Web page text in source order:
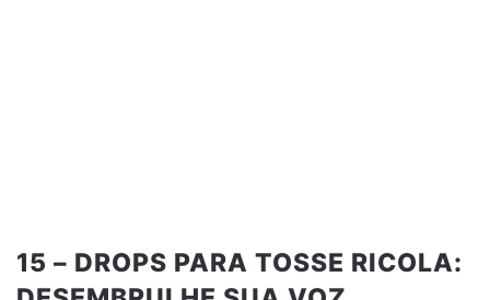
15 – DROPS PARA TOSSE RICOLA: